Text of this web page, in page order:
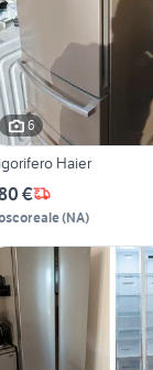
6
Haier
€
(NA)